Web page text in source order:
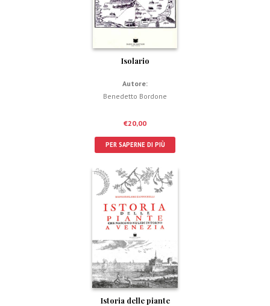
Isolario
Autore:
Benedetto Bordone
€20,00
PER SAPERNE DI PIÙ
Istoria delle piante